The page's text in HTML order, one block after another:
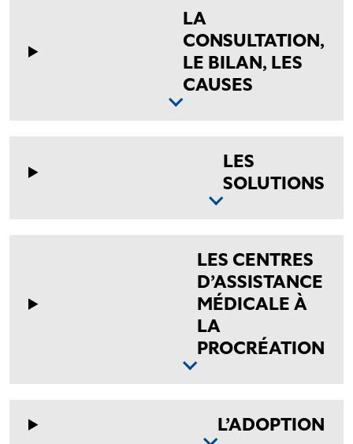
LA
CONSULTATION,
LE BILAN, LES
CAUSES
LES
SOLUTIONS
LES CENTRES
D’ASSISTANCE
MÉDICALE À
LA
PROCRÉATION
L’ADOPTION